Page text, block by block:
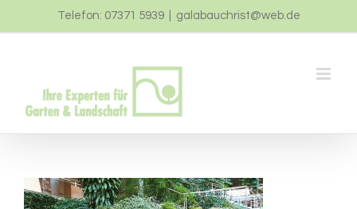
Telefon: 07371 5939 galabauchrist@web.de